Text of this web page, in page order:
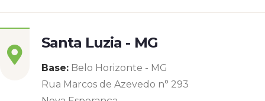
Santa Luzia - MG
Base: Belo Horizonte - MG
Rua Marcos de Azevedo n° 293